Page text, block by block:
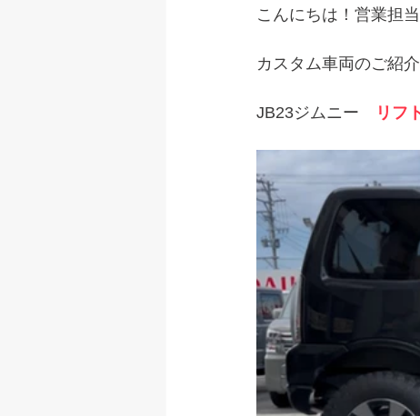
こんにちは！営業担当
カスタム車両のご紹介
JB23ジムニー リフ